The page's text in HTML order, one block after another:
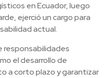
en Ecuador, luego
ejerció un cargo para
actual.
responsabilidades
el desarrollo de
a corto plazo y garantizar